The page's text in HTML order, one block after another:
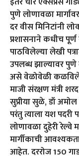
पुणे लोणावळा
दर वीस मिनिटांनी
प्रशासनाने कधीच पूर्ण
पाठविलेल्या लेखी
उपलब्ध झाल्यावर
असे वेळोवेळी कळविले
माजी संरक्षण मंत्री
सुप्रीया सुळे, डॉ
परंतु त्याला यश पदरी
लोणावळा दुहेरी रेल्वे
मार्गीकाची
आहेत. दररोज 150